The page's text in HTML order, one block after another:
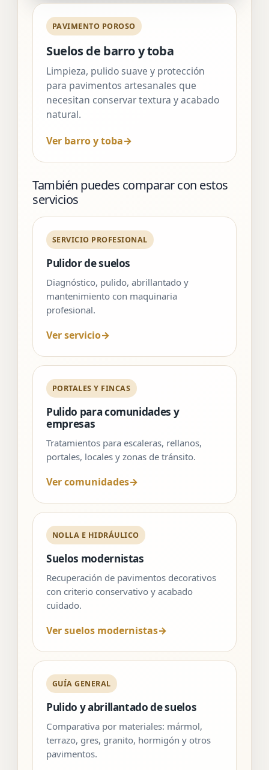
PAVIMENTO POROSO
Suelos de barro y toba
Limpieza, pulido suave y protección
para pavimentos artesanales que
necesitan conservar textura y acabado
natural.
Ver barro y toba→
También puedes comparar con estos
servicios
SERVICIO PROFESIONAL
Pulidor de suelos
Diagnóstico, pulido, abrillantado y
mantenimiento con maquinaria
profesional.
Ver servicio→
PORTALES Y FINCAS
Pulido para comunidades y
empresas
Tratamientos para escaleras, rellanos,
portales, locales y zonas de tránsito.
Ver comunidades→
NOLLA E HIDRÁULICO
Suelos modernistas
Recuperación de pavimentos decorativos
con criterio conservativo y acabado
cuidado.
Ver suelos modernistas→
GUÍA GENERAL
Pulido y abrillantado de suelos
Comparativa por materiales: mármol,
terrazo, gres, granito, hormigón y otros
pavimentos.